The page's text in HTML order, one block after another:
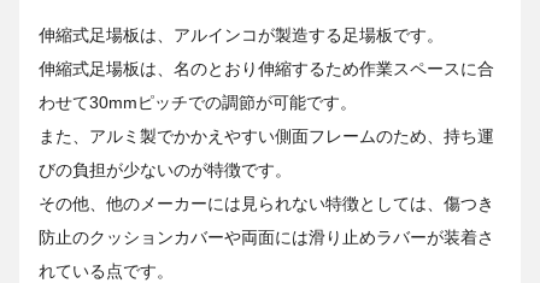
伸縮式足場板は、アルインコが製造する足場板です。
伸縮式足場板は、名のとおり伸縮するため作業スペースに合
わせて30mmピッチでの調節が可能です。
また、アルミ製でかかえやすい側面フレームのため、持ち運
びの負担が少ないのが特徴です。
その他、他のメーカーには見られない特徴としては、傷つき
防止のクッションカバーや両面には滑り止めラバーが装着さ
れている点です。